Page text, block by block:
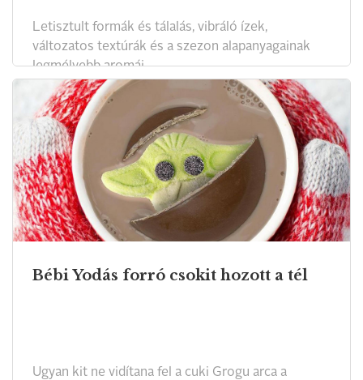
Letisztult formák és tálalás, vibráló ízek,
változatos textúrák és a szezon alapanyagainak
legmélyebb aromái.
Bébi Yodás forró csokit hozott a tél
Ugyan kit ne vidítana fel a cuki Grogu arca a